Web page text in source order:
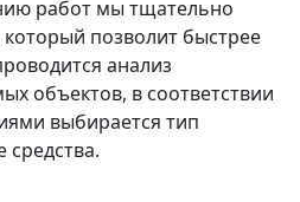
работ мы тщательно
позволит быстрее
анализ
объектов, в соответствии
выбирается тип